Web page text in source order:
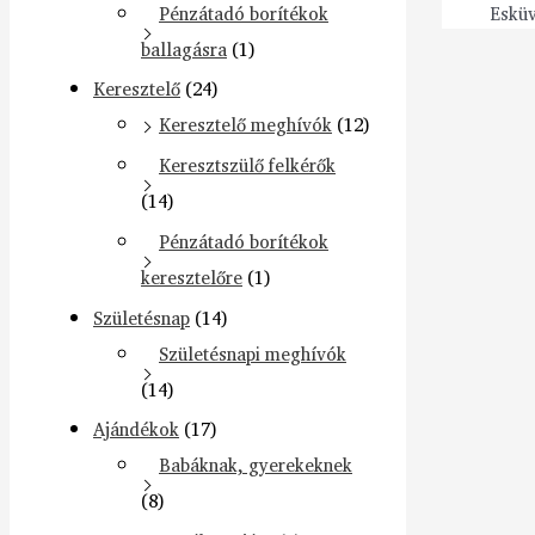
Pénzátadó borítékok
ballagásra (1)
Keresztelő (24)
Keresztelő meghívók (12)
Keresztszülő felkérők
(14)
Pénzátadó borítékok
keresztelőre (1)
Születésnap (14)
Születésnapi meghívók
(14)
Ajándékok (17)
Babáknak, gyerekeknek
(8)